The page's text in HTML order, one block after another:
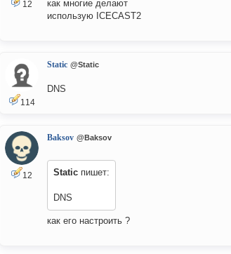
12
как многие делают
использую ICECAST2
114
Static @Static
DNS
12
Baksov @Baksov
Static пишет:
DNS
как его настроить ?